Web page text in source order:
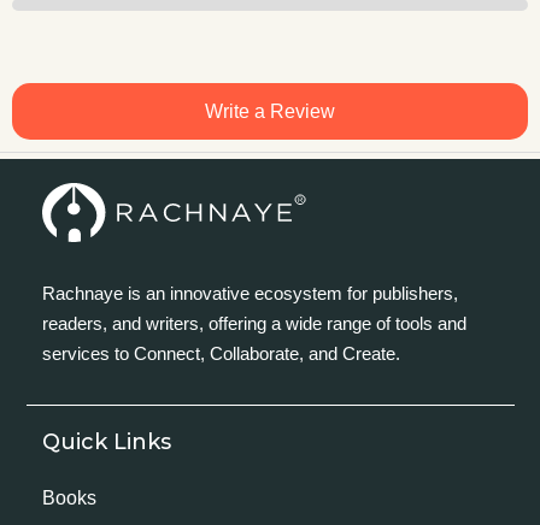
Write a Review
Rachnaye is an innovative ecosystem for publishers,
readers, and writers, offering a wide range of tools and
services to Connect, Collaborate, and Create.
Quick Links
Books